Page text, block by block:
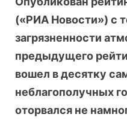
(«РИА Новости») с
загрязненности
предыдущего
вошел в десятку
неблагополучных
оторвался не